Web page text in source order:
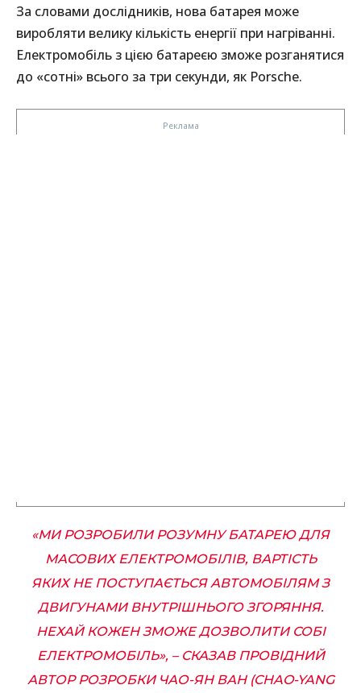
За словами дослідників, нова батарея може
виробляти велику кількість енергії при нагріванні.
Електромобіль з цією батареєю зможе розганятися
до «сотні» всього за три секунди, як Porsche.
«МИ РОЗРОБИЛИ РОЗУМНУ БАТАРЕЮ ДЛЯ
МАСОВИХ ЕЛЕКТРОМОБІЛІВ, ВАРТІСТЬ
ЯКИХ НЕ ПОСТУПАЄТЬСЯ АВТОМОБІЛЯМ З
ДВИГУНАМИ ВНУТРІШНЬОГО ЗГОРЯННЯ.
НЕХАЙ КОЖЕН ЗМОЖЕ ДОЗВОЛИТИ СОБІ
ЕЛЕКТРОМОБІЛЬ», – СКАЗАВ ПРОВІДНИЙ
АВТОР РОЗРОБКИ ЧАО-ЯН ВАН (CHAO-YANG